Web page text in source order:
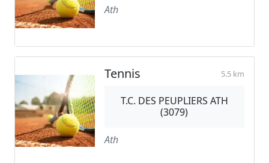
Ath
Tennis 5.5 km
T.C. DES PEUPLIERS ATH
(3079)
Ath